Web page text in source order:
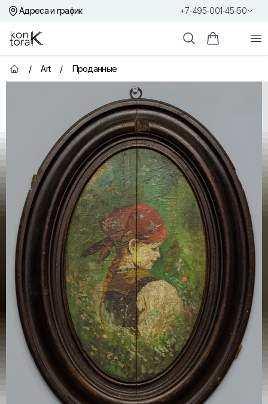
Адреса и график +7-495-001-45-50
Контора К
ПоискКорзина
Главная страница
/ Art / Проданные